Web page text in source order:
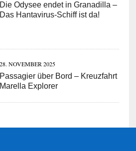
Die Odysee endet in Granadilla –
Das Hantavirus-Schiff ist da!
28. NOVEMBER 2025
Passagier über Bord – Kreuzfahrt
Marella Explorer